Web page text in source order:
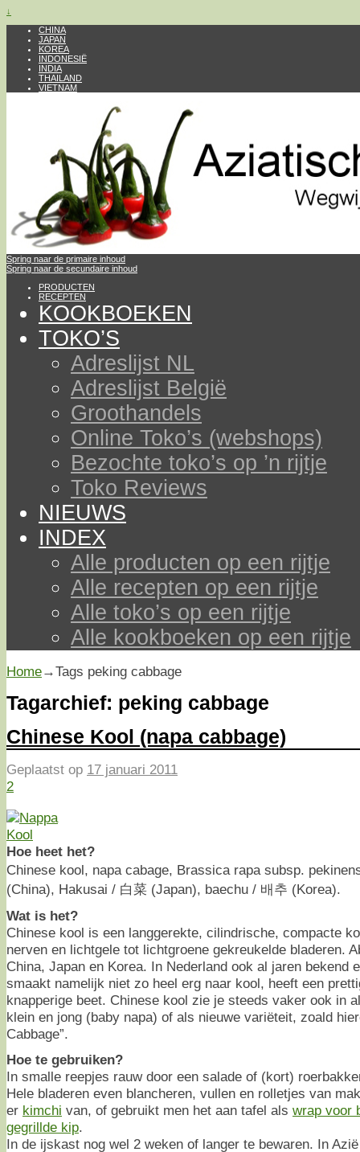
↓
CHINA
JAPAN
KOREA
INDONESIË
INDIA
THAILAND
VIETNAM
Spring naar de primaire inhoud
Spring naar de secundaire inhoud
PRODUCTEN
RECEPTEN
KOOKBOEKEN
TOKO’S
Adreslijst NL
Adreslijst België
Groothandels
Online Toko’s (webshops)
Bezochte toko’s op ’n rijtje
Toko Reviews
NIEUWS
INDEX
Alle producten op een rijtje
Alle recepten op een rijtje
Alle toko’s op een rijtje
Alle kookboeken op een rijtje
Home→Tags peking cabbage
Tagarchief: peking cabbage
Chinese Kool (napa cabbage)
Geplaatst op 17 januari 2011
2
Hoe heet het?
Chinese kool, napa cabage, Brassica rapa subsp.
(China), Hakusai / 白菜 (Japan), baechu / 배추 (Korea).
Wat is het?
Chinese kool is een langgerekte, cilindrische, compacte
nerven en lichtgele tot lichtgroene gekreukelde bladeren.
China, Japan en Korea. In Nederland ook al jaren bekend
smaakt namelijk niet zo heel erg naar kool, heeft een
knapperige beet. Chinese kool zie je steeds vaker ook in
klein en jong (baby napa) of als nieuwe variëteit, zoald
Cabbage”.
Hoe te gebruiken?
In smalle reepjes rauw door een salade of (kort)
Hele bladeren even blancheren, vullen en rolletjes van
er kimchi van, of gebruikt men het aan tafel als wrap voor
gegrillde kip.
In de ijskast nog wel 2 weken of langer te bewaren. In